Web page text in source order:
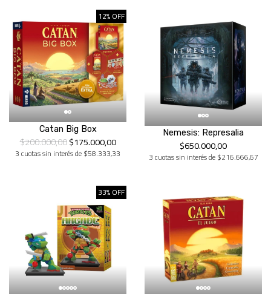
12% OFF
Catan Big Box
$200.000,00$175.000,00
3 cuotas sin interés de $58.333,33
Nemesis: Represalia
$650.000,00
3 cuotas sin interés de $216.666,67
33% OFF